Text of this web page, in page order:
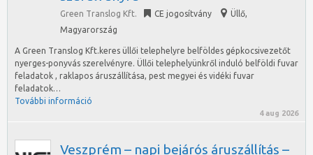
Green Translog Kft. CE jogosítvány Üllő,
Magyarország
A Green Translog Kft.keres üllői telephelyre belföldes gépkocsivezetőt
nyerges-ponyvás szerelvényre. Üllői telephelyünkről induló belföldi fuvar
feladatok , raklapos áruszállítása, pest megyei és vidéki fuvar
feladatok…
További információ
4 aug 2026
Veszprém – napi bejárós áruszállítás –